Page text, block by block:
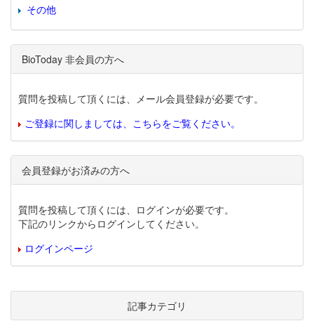
その他
BioToday 非会員の方へ
質問を投稿して頂くには、メール会員登録が必要です。
ご登録に関しましては、こちらをご覧ください。
会員登録がお済みの方へ
質問を投稿して頂くには、ログインが必要です。
下記のリンクからログインしてください。
ログインページ
記事カテゴリ